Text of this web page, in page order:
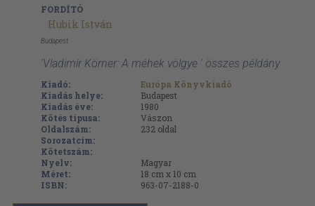
FORDÍTÓ
Hubik István
Budapest
'Vladimír Körner: A méhek völgye ' összes példány
Kiadó:
Európa Könyvkiadó
Kiadás helye:
Budapest
Kiadás éve:
1980
Kötés típusa:
Vászon
Oldalszám:
232 oldal
Sorozatcím:
Kötetszám:
Nyelv:
Magyar
Méret:
18 cm x 10 cm
ISBN:
963-07-2188-0